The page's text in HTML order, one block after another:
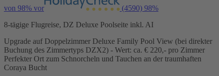
von 98% vor (4590) 98%
8-tägige Flugreise, DZ Deluxe Poolseite inkl. AI
Upgrade auf Doppelzimmer Deluxe Family Pool View (bei direkter
Buchung des Zimmertyps DZX2) - Wert: ca. € 220,- pro Zimmer
Perfekter Ort zum Schnorcheln und Tauchen an der traumhaften
Coraya Bucht